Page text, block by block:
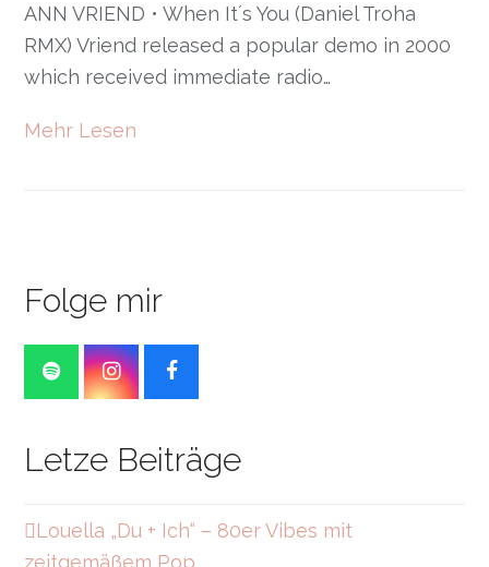
ANN VRIEND • When It´s You (Daniel Troha
RMX) Vriend released a popular demo in 2000
which received immediate radio…
Mehr Lesen
Folge mir
S
p
i
I
n
a
a
m
F
a
b
k
Letze Beiträge
Louella „Du + Ich“ – 80er Vibes mit
zeitgemäßem Pop